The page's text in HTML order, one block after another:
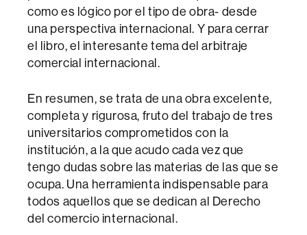
como es lógico por el tipo de obra- desde
una perspectiva internacional. Y para cerrar
el libro, el interesante tema del arbitraje
comercial internacional.
En resumen, se trata de una obra excelente,
completa y rigurosa, fruto del trabajo de tres
universitarios comprometidos con la
institución, a la que acudo cada vez que
tengo dudas sobre las materias de las que se
ocupa. Una herramienta indispensable para
todos aquellos que se dedican al Derecho
del comercio internacional.